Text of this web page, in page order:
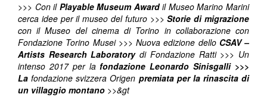
>>> Con ilPlayable Museum Awardil Museo Marino Marini
cerca idee per il museo del futuro >>>Storie di migrazione
con il Museo del cinema di Torino in collaborazione con
Fondazione Torino Musei >>> Nuova edizione dello CSAV –
Artists Research Laboratorydi Fondazione Ratti >>> Un
intenso 2017 per lafondazione Leonardo Sinisgalli >>>
Lafondazione svizzera Origen premiata per la rinascita di
un villaggio montano >>&gt